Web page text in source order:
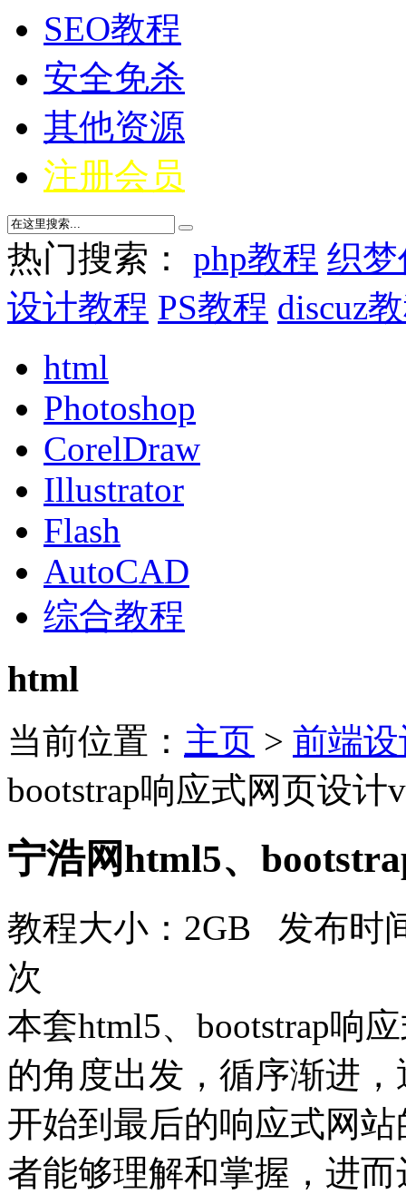
SEO教程
安全免杀
其他资源
注册会员
热门搜索： php教程 织
设计教程 PS教程 discuz
html
Photoshop
CorelDraw
Illustrator
Flash
AutoCAD
综合教程
html
当前位置： 主页 > 前端
bootstrap响应式网页设计
宁浩网html5、
教程大小：2GB 发布
次
本套html5、bootstrap响
的角度出发，循序渐进
开始到最后的响应式网
者能够理解和掌握，进